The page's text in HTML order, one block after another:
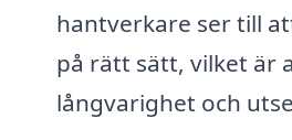
hantverkare ser till
på rätt sätt, vilket är
långvarighet och